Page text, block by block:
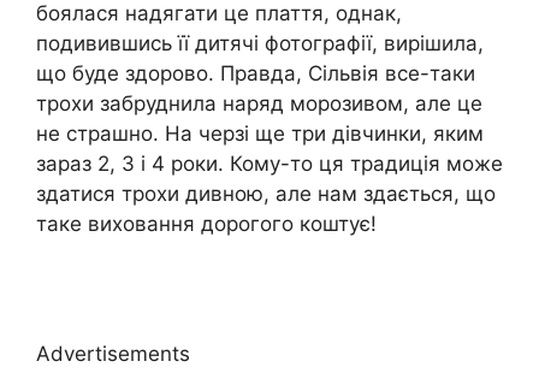
боялася надягати це плаття, однак,
подивившись її дитячі фотографії, вирішила,
що буде здорово. Правда, Сільвія все-таки
трохи забруднила наряд морозивом, але це
не страшно. На черзі ще три дівчинки, яким
зараз 2, 3 і 4 роки. Кому-то ця традиція може
здатися трохи дивною, але нам здається, що
таке виховання дорогого коштує!
Advertisements